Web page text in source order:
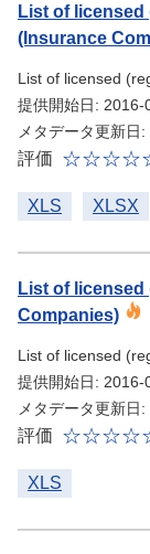
List of
(Insurance
List of licensed
提供開始日: 2016-
メタデータ更新日
評価
XLS XLSX
List of
Companies)
List of licensed
提供開始日: 2016-
メタデータ更新日
評価
XLS